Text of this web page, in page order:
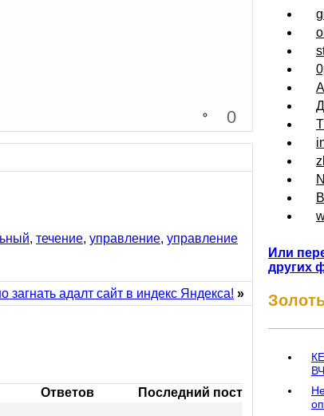
0
, течение, управление, управление
загнать адалт сайт в индекс Яндекса! »
Ответов Последний пост
Или
других